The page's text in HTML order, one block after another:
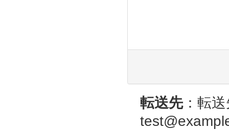
転送先：転